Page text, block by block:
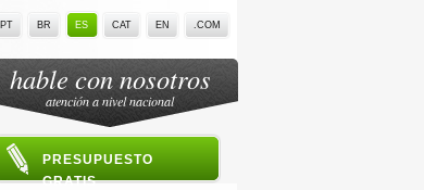
PT BR ES CAT EN .COM
hable con nosotros
atención a nivel nacional
PRESUPUESTO
GRATIS